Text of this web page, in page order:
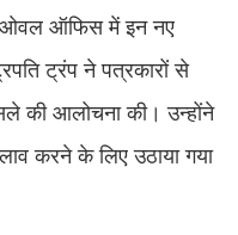
ओवल ऑफिस में इन नए
ट्रंप ने पत्रकारों से
की आलोचना की। उन्होंने
करने के लिए उठाया गया